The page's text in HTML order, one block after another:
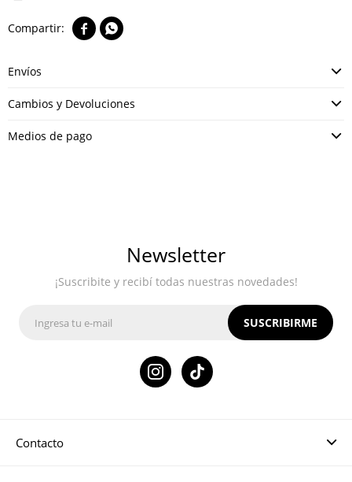
 
Envíos
Cambios y Devoluciones
Medios de pago
Contacto
Newsletter
¡Suscribite y recibí todas nuestras novedades!
SUSCRIBIRME
